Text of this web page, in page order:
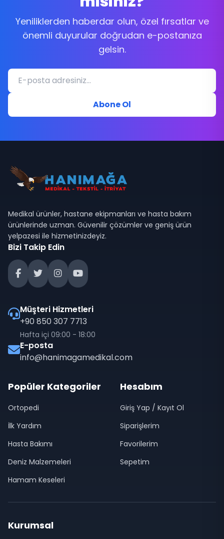
Yeniliklerden haberdar olun, özel fırsatlar ve
önemli duyurular doğrudan e-postanıza
gelsin.
Abone Ol
Medikal ürünler, hastane ekipmanları ve hasta bakım
ürünlerinde uzman. Güvenilir çözümler ve geniş ürün
yelpazesi ile hizmetinizdeyiz.
Bizi Takip Edin
Müşteri Hizmetleri
+90 850 307 7713
Hafta içi 09:00 - 18:00
E-posta
info@hanimagamedikal.com
Popüler Kategoriler
Ortopedi
İlk Yardım
Hasta Bakımı
Deniz Malzemeleri
Hamam Keseleri
Hesabım
Giriş Yap / Kayıt Ol
Siparişlerim
Favorilerim
Sepetim
Kurumsal